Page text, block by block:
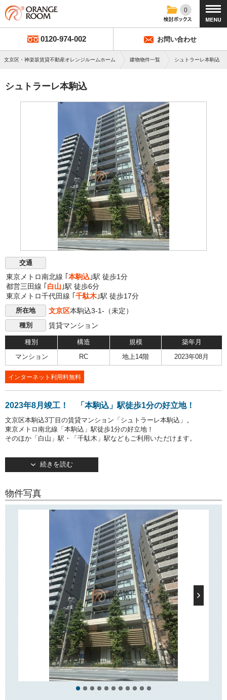
0
0120-974-002 お問い合わせ
文京区・神楽坂賃貸不動産オレンジルームホーム 建物物件一覧 シュトラーレ本駒込
シュトラーレ本駒込
交通
東京メトロ南北線 ｢ 本駒込 ｣駅 徒歩1分
都営三田線 ｢ 白山 ｣駅 徒歩6分
東京メトロ千代田線 ｢ 千駄木 ｣駅 徒歩17分
所在地 文京区本駒込3-1-（未定）
種別 賃貸マンション
種別 構造 規模 築年月
マンション RC 地上14階 2023年08月
インターネット利用料無料
2023年8月竣工！ 「本駒込」駅徒歩1分の好立地！
文京区本駒込3丁目の賃貸マンション「シュトラーレ本駒込」。
東京メトロ南北線「本駒込」駅徒歩1分の好立地！
そのほか「白山」駅・「千駄木」駅などもご利用いただけます。
2023年8月竣工・地上14階建て。
TVモニターつきオートロック・宅配ボックス完備で安心・便利！
前面道路に面した1階ピロティには、吹抜けを貫いて伸びるシンボルツリ
ーにより、
質感の高いエントランスと合わせ、豊かなアプローチ空間を演出。
3階に設けられた「多目的ルーム」はヨガ・子供の遊び場、テレワークな
ご利用いただけます。
6階以上の各フロアに設けた「眺望バルコニー」からはスカイツリーを眺
望し、ベンチに
座りながらゆったりとした時間を過ごすことができます。
また、屋上には太陽光パネルが設置され、普段は共用部電灯の電力を一
部賄っています
（災害時には携帯電話の充電などにも利用できるようになっています）
ほか、住宅の遮熱
対策、ヒートアイランド対策として植栽空間が設置されています。
そのほか、敷地内には、非常時に備えた手洗いやトイレの生活用水に使
える「防災井戸」や
炊き出しを可能にする「かまどベンチ」が設けられており、地域の防災
続きを読む
物件写真